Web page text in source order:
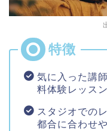
気に入った講
料体験レッス
スタジオでの
都合に合わせ